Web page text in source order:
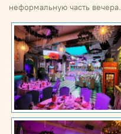
неформальную часть вечера.